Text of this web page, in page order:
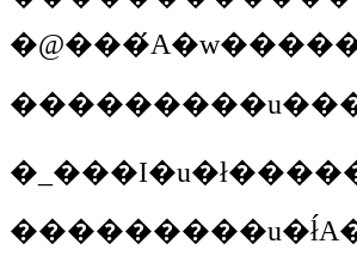
��������
�_���I
��������